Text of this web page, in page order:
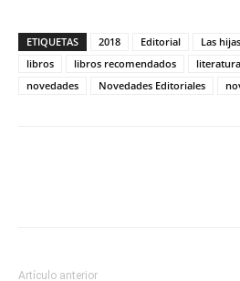
ETIQUETAS 2018 Editorial Las
libros
libros recomendados literatura
novedades
Novedades Editoriales
Artículo anterior